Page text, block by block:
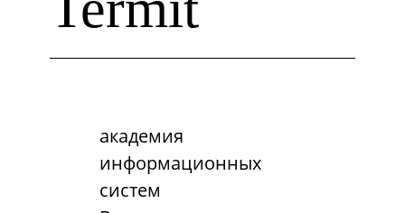
академия
информационных
систем